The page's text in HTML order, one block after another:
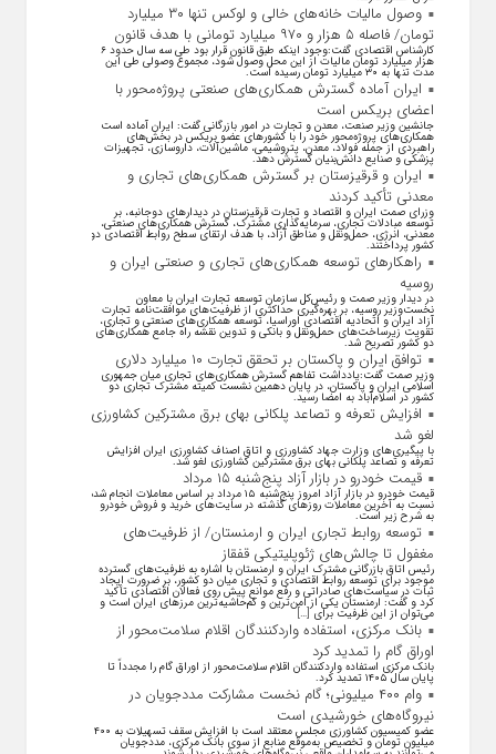
وصول مالیات خانه‌های خالی و لوکس تنها ۳۰ میلیارد
تومان/ فاصله ۵ هزار و ۹۷۰ میلیارد تومانی با هدف قانون
کارشناس اقتصادی گفت:وجود اینکه طبق قانون قرار بود طی سه سال حدود ۶
هزار میلیارد تومان مالیات از این محل وصول شود، مجموع وصولی طی این
مدت تنها به ۳۰ میلیارد تومان رسیده است.
ایران آماده گسترش همکاری‌های صنعتی پروژه‌محور با
اعضای بریکس است
جانشین وزیر صنعت، معدن و تجارت در امور بازرگانی گفت: ایران آماده است
همکاری‌های پروژه‌محور خود را با کشور‌های عضو بریکس در بخش‌های
راهبردی از جمله فولاد، معدن، پتروشیمی، ماشین‌آلات، داروسازی، تجهیزات
پزشکی و صنایع دانش‌بنیان گسترش دهد.
ایران و قرقیزستان بر گسترش همکاری‌های تجاری و
معدنی تأکید کردند
وزرای صمت ایران و اقتصاد و تجارت قرقیزستان در دیدار‌های دوجانبه، بر
توسعه مبادلات تجاری، سرمایه‌گذاری مشترک، گسترش همکاری‌های صنعتی،
معدنی، انرژی، حمل‌ونقل و مناطق آزاد، با هدف ارتقای سطح روابط اقتصادی دو
کشور پرداختند.
راهکارهای توسعه همکاری‌های تجاری و صنعتی ایران و
روسیه
در دیدار وزیر صمت و رئیس‌کل سازمان توسعه تجارت ایران با معاون
نخست‌وزیر روسیه، بر بهره‌گیری حداکثری از ظرفیت‌های موافقت‌نامه تجارت
آزاد ایران و اتحادیه اقتصادی اوراسیا، توسعه همکاری‌های صنعتی و تجاری،
تقویت زیرساخت‌های حمل‌ونقل و بانکی و تدوین نقشه راه جامع همکاری‌های
دو کشور تصریح شد.
توافق ایران و پاکستان بر تحقق تجارت ۱۰ میلیارد دلاری
وزیر صمت گفت:یادداشت تفاهم گسترش همکاری‌های تجاری میان جمهوری
اسلامی ایران و پاکستان، در پایان دهمین نشست کمیته مشترک تجاری دو
کشور در اسلام‌آباد به امضا رسید.
افزایش تعرفه و تصاعد پلکانی بهای برق مشترکین کشاورزی
لغو شد
با پیگیری‌های وزارت جهاد کشاورزی و اتاق اصناف کشاورزی ایران افزایش
تعرفه و تصاعد پلکانی بهای برق مشترکین کشاورزی لغو شد.
قیمت خودرو در بازار آزاد پنج‌شنبه ۱۵ مرداد
قیمت خودرو در بازار آزاد امروز پنج‌شنبه ۱۵ مرداد بر اساس معاملات انجام شده
نسبت به آخرین معاملات روز‌های گذشته در سایت‌های خرید و فروش خودرو
به شرح زیر است.
توسعه روابط تجاری ایران و ارمنستان/ از ظرفیت‌های
مغفول تا چالش‌های ژئوپلیتیکی قفقاز
رئیس اتاق بازرگانی مشترک ایران و ارمنستان با اشاره به ظرفیت‌های گسترده
موجود برای توسعه روابط اقتصادی و تجاری میان دو کشور، بر ضرورت ایجاد
ثبات در سیاست‌های صادراتی و رفع موانع پیش روی فعالان اقتصادی تأکید
کرد و گفت: ارمنستان یکی از امن‌ترین و کم‌حاشیه‌ترین مرز‌های ایران است و
می‌توان از این ظرفیت برای […]
بانک مرکزی، استفاده واردکنندگان اقلام سلامت‌محور از
اوراق گام را تمدید کرد
بانک مرکزی استفاده واردکنندگان اقلام سلامت‌محور از اوراق گام را مجدداً تا
پایان سال ۱۴۰۵ تمدید کرد.
وام ۴۰۰ میلیونی؛ گام نخست مشارکت مددجویان در
نیروگاه‌های خورشیدی است
عضو کمیسیون کشاورزی مجلس معتقد است با افزایش سقف تسهیلات به ۴۰۰
میلیون تومان و تخصیص به‌موقع منابع از سوی بانک مرکزی، مددجویان